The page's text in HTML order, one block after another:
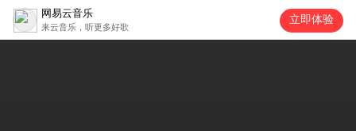
网易云音乐
来云音乐，听更多好歌
立即体验